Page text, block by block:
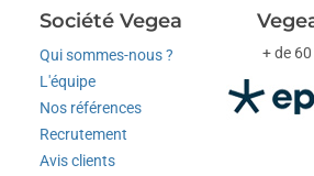
Société Vegea
Qui sommes-nous ?
L'équipe
Nos références
Recrutement
Avis clients
+ de